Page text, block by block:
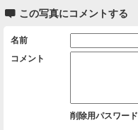
 この写真にコメントする
名前
コメント
削除用パスワード